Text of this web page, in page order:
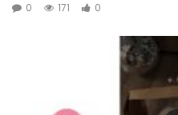
0
171 0